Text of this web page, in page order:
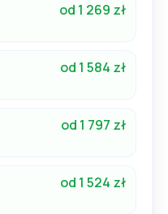
od 1 269 zł
od 1 584 zł
od 1 797 zł
od 1 524 zł